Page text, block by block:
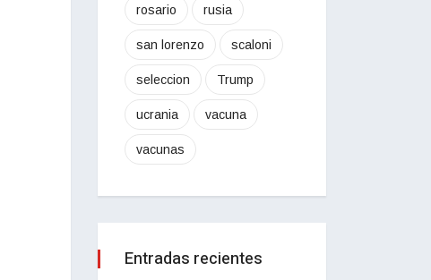
rosario rusia
san lorenzo scaloni
seleccion Trump
ucrania vacuna
vacunas
Entradas recientes